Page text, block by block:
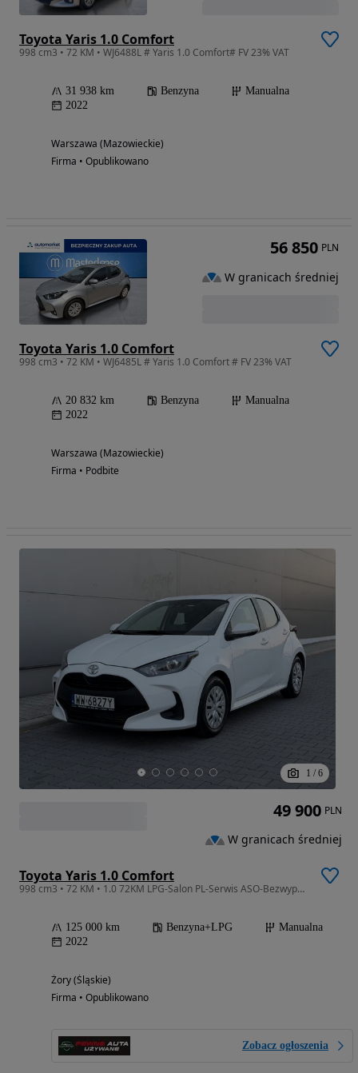
Toyota Yaris 1.0 Comfort
998 cm3 • 72 KM • WJ6488L # Yaris 1.0 Comfort# FV 23% VAT
31 938 km Benzyna
Manualna
2022
Warszawa (Mazowieckie)
Firma • Opublikowano
Toyota Yaris 1.0 Comfort
998 cm3 • 72 KM • WJ6485L # Yaris 1.0 Comfort # FV 23% VAT
20 832 km Benzyna
Manualna
2022
Warszawa (Mazowieckie)
Firma • Podbite
56 850 PLN
W granicach średniej
1 / 6
Toyota Yaris 1.0 Comfort
998 cm3 • 72 KM • 1.0 72KM LPG-Salon PL-Serwis ASO-Bezwypadkowa-Aktywny Tempomat-CarPlay
125 000 km Benzyna+LPG
Manualna
2022
Żory (Śląskie)
Firma • Opublikowano
Zobacz ogłoszenia
49 900 PLN
W granicach średniej